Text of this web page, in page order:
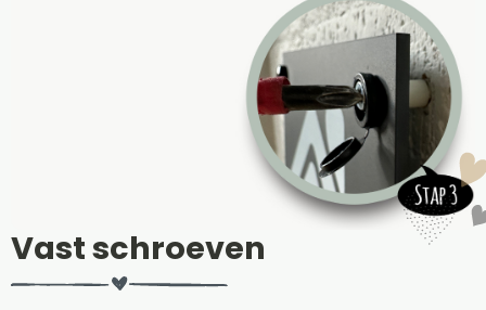
Vast schroeven